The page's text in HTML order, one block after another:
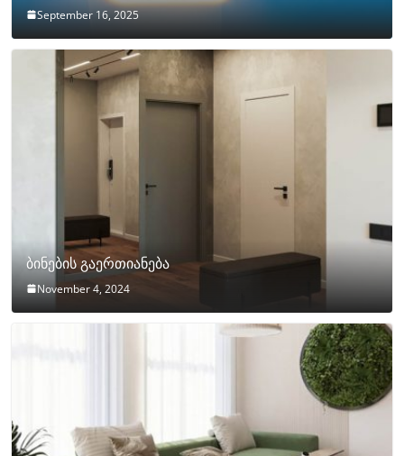
September 16, 2025
ბინების გაერთიანება
November 4, 2024